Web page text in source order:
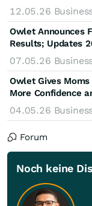
12.05.26
Owlet Announces
Results; Updates
07.05.26
Owlet Gives
More Confidence
04.05.26
Forum
Noch keine